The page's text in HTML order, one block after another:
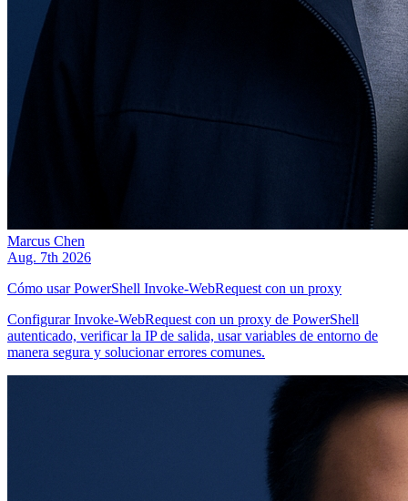
Marcus Chen
Aug. 7th 2026
Cómo usar PowerShell Invoke-WebRequest con un proxy
Configurar Invoke-WebRequest con un proxy de PowerShell
autenticado, verificar la IP de salida, usar variables de entorno de
manera segura y solucionar errores comunes.